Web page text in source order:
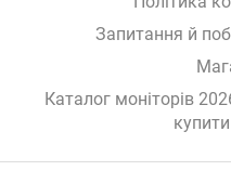
Запитання й
Каталог моніторів